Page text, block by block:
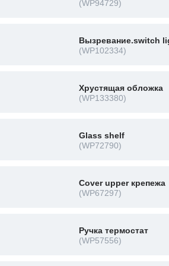
(WP94729)
Вызревание.switch
(WP102334)
Хрустящая обложка
(WP133380)
Glass shelf
(WP72790)
Cover upper крепежа
(WP67297)
Ручка термостат
(WP57556)